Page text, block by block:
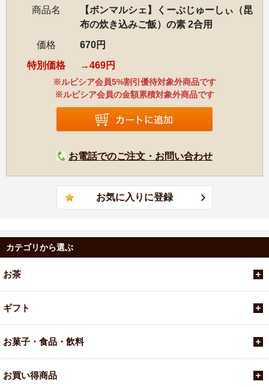
商品名
【ボンマルシェ】くーぶじゅーしぃ（昆
布の炊き込みご飯）の素 2合用
価格
670円
特別価格
469円
※ルピシア会員5%割引優待対象外商品です
※ルピシア会員の金額累積対象外商品です
お電話でのご注文・お問い合わせ
カテゴリから選ぶ
お茶
ギフト
お菓子・食品・飲料
お買い得商品